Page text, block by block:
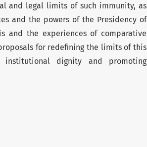
and legal limits of such immunity, as
and the powers of the Presidency of
and the experiences of comparative
for redefining the limits of this
dignity and promoting